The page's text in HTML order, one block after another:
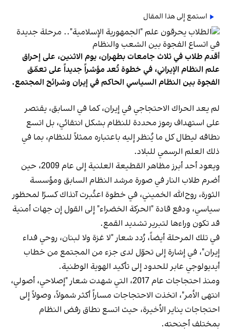
استمع إلى هذا المقال
أقدم طلاب في ثلاث جامعات بطهران، يوم الاثنين، على إحراق
علم النظام الإيراني، في خطوة تُعد مؤشراً جديداً على تعمّق
الفجوة بين النظام السياسي الحاكم في إيران وشرائح المجتمع.
لم يعد الحراك الاحتجاجي في إيران، كما في السابق، يقتصر
على استهداف رموز محددة للنظام بشكل انتقائي، بل اتسع
نطاقه ليطال كل ما يُنظر إليه باعتباره ممثلاً للنظام، بما في
ذلك العلم الرسمي للبلاد.
ويعود أحد أبرز مظاهر القطيعة العلنية إلى عام 2009، حين
أضرم طلاب النار في صورة مرشد النظام السابق ومؤسسة
الثورة، روح‌الله الخميني، في خطوة اعتُبرت آنذاك كسرًا لمحظور
سياسي، ودفع قادة "الحركة الخضراء" إلى القول إن جهات أمنية
قد تكون وراءها لتبرير تشديد القمع.
في تلك المرحلة أيضاً، رُدد شعار "لا غزة ولا لبنان، روحي فداء
إيران"، في إشارة إلى تحوّل لدى جزء من المجتمع من خطاب
أيديولوجي عابر للحدود إلى تأكيد الهوية الوطنية.
ومنذ احتجاجات عام 2017، التي شهدت شعار "إصلاحي، أصولي،
انتهى الأمر"، اتخذت الاحتجاجات مساراً أكثر شمولاً، وصولاً إلى
احتجاجات يناير الأخيرة، حيث اتسع نطاق رفض النظام
بمختلف أجنحته.